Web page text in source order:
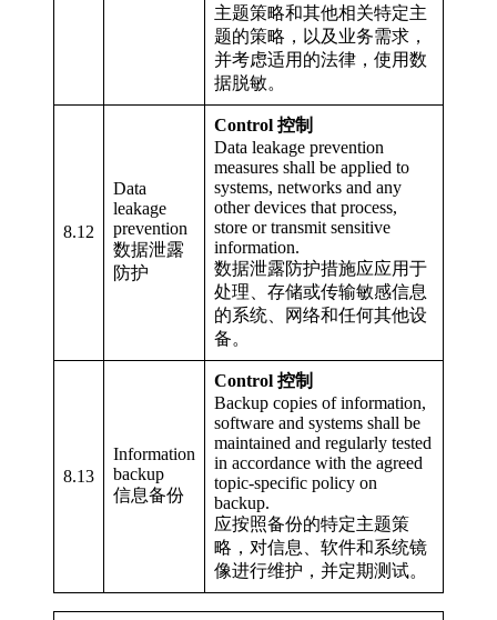
主题策略和其他相关特定主
题的策略，以及业务需求，
并考虑适用的法律，使用数
据脱敏。
8.12
Data
leakage
prevention
数据泄露
防护
Control 控制
Data leakage prevention
measures shall be applied to
systems, networks and any
other devices that process,
store or transmit sensitive
information.
数据泄露防护措施应应用于
处理、存储或传输敏感信息
的系统、网络和任何其他设
备。
8.13
Information
backup
信息备份
Control 控制
Backup copies of information,
software and systems shall be
maintained and regularly tested
in accordance with the agreed
topic-specific policy on
backup.
应按照备份的特定主题策
略，对信息、软件和系统镜
像进行维护，并定期测试。